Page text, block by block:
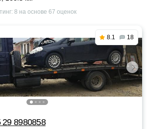
8 на основе 67 оценок
8.1 18
29 8980858